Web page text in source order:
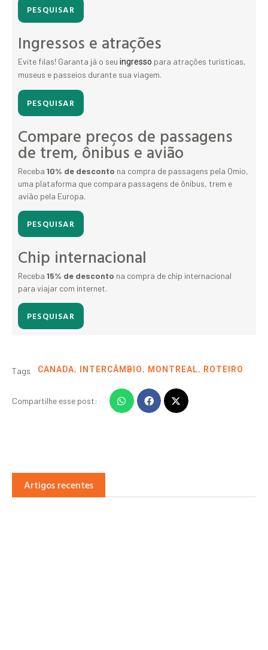
PESQUISAR
Ingressos e atrações
Evite filas! Garanta já o seu ingresso para atrações turísticas,
museus e passeios durante sua viagem.
PESQUISAR
Compare preços de passagens
de trem, ônibus e avião
Receba 10% de desconto na compra de passagens pela Omio,
uma plataforma que compara passagens de ônibus, trem e
avião pela Europa.
PESQUISAR
Chip internacional
Receba 15% de desconto na compra de chip internacional
para viajar com internet.
PESQUISAR
Tags CANADA, INTERCÂMBIO, MONTREAL, ROTEIRO
Compartilhe esse post:
Artigos recentes